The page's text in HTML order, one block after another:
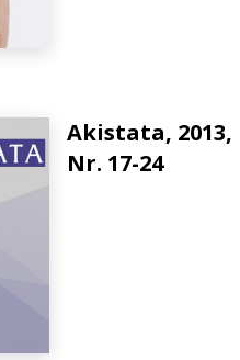
Akistata, 2013,
Nr. 17-24